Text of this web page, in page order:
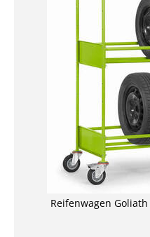
Reifenwagen